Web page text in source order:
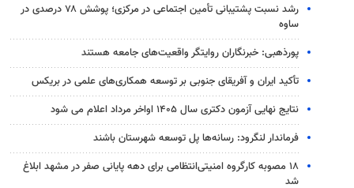
رشد نسبت پشتیبانی تأمین اجتماعی در مرکزی؛ پوشش ۷۸ درصدی در
ساوه
پورذهبی: خبرنگاران روایتگر واقعیت‌های جامعه‌ هستند
تأکید ایران و آفریقای جنوبی بر توسعه همکاری‌های علمی در بریکس
نتایج نهایی آزمون دکتری سال ۱۴۰۵ اواخر مرداد اعلام می شود
فرماندار لنگرود: رسانه‌ها پل توسعه شهرستان باشند
۱۸ مصوبه کارگروه امنیتی‌انتظامی برای دهه پایانی صفر در مشهد ابلاغ
شد